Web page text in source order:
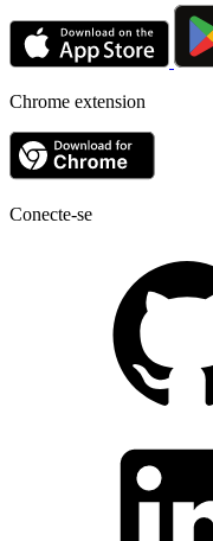
Chrome extension
Conecte-se